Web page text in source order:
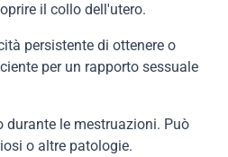
il collo dell'utero.
persistente di ottenere o
per un rapporto sessuale
durante le mestruazioni. Può
o altre patologie.